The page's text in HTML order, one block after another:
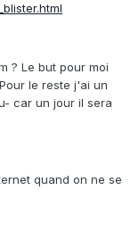
? Le but pour moi
le reste j'ai un
car un jour il sera
quand on ne se